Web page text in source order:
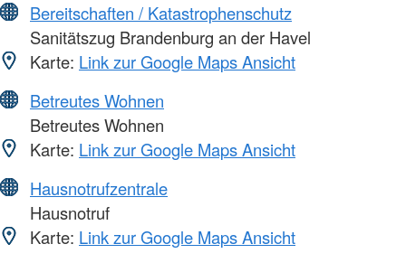
Bereitschaften / Katastrophenschutz
Sanitätszug Brandenburg an der Havel
Karte: Link zur Google Maps Ansicht
Betreutes Wohnen
Betreutes Wohnen
Karte: Link zur Google Maps Ansicht
Hausnotrufzentrale
Hausnotruf
Karte: Link zur Google Maps Ansicht